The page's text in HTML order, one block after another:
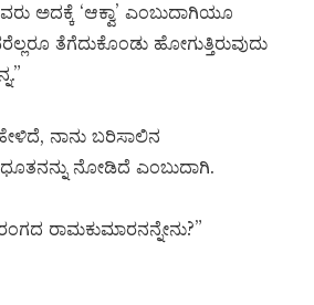
ಅದಕ್ಕೆ ‘ಆಕ್ವಾ’ ಎಂಬುದಾಗಿಯೂ
ತೆಗೆದುಕೊಂಡು ಹೋಗುತ್ತಿರುವುದು
ನಾನು ಬರಿಸಾಲಿನ
ನೋಡಿದೆ ಎಂಬುದಾಗಿ.
ರಾಮಕುಮಾರನನ್ನೇನು?”